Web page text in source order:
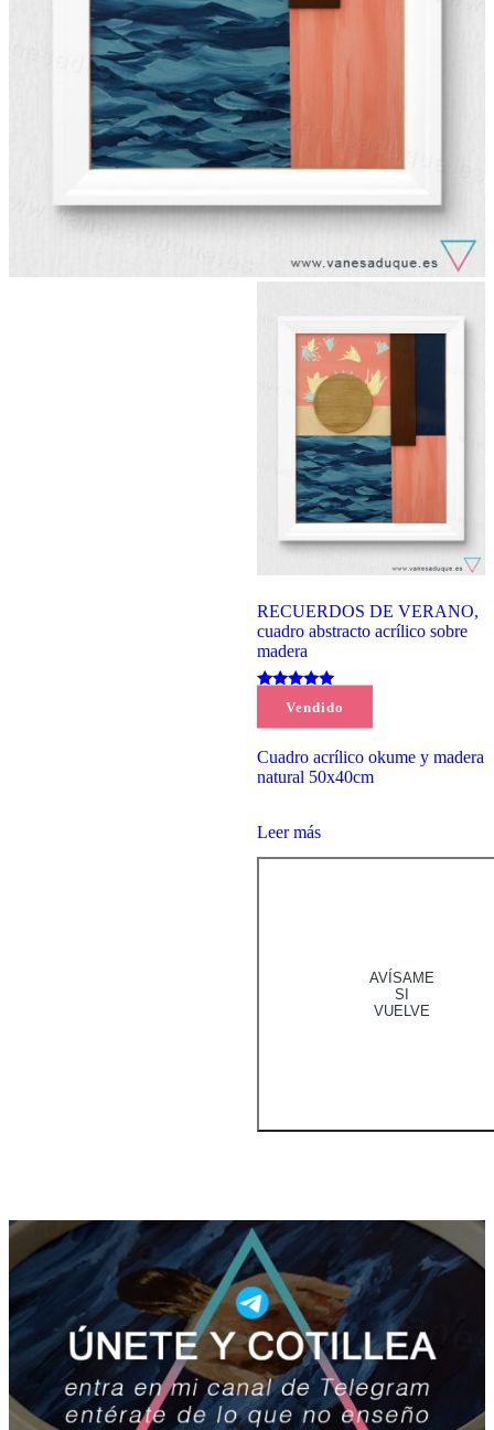
Vendido
RECUERDOS DE VERANO,
cuadro abstracto acrílico sobre
madera
Valorado
5.00
Cuadro acrílico okume y madera
natural 50x40cm
Leer más
AVÍSAME
SI
VUELVE